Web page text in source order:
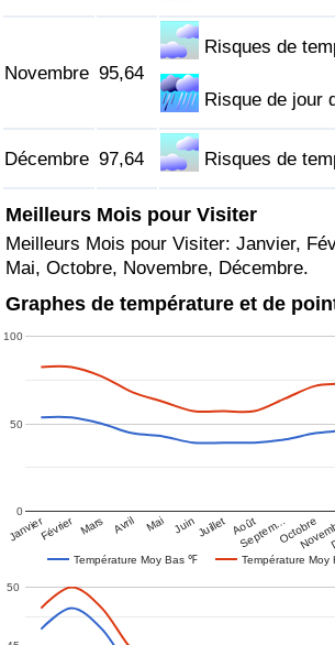
Novembre 95,64
Risques de
Risque de jour
Décembre 97,64 Risques de
Meilleurs Mois pour Visiter
Meilleurs Mois pour Visiter: Janvier,
Mai, Octobre, Novembre, Décembre.
Graphes de température et de
Température Moy Bas ℉ Température
JanvierFévrier Mars Avril Mai Juin Juillet Août
Septem…Octobre
0
50
100
50